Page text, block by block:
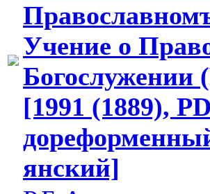
Православном
Учение о
Богослужении
[1991 (1889),
дореформенны
янский]